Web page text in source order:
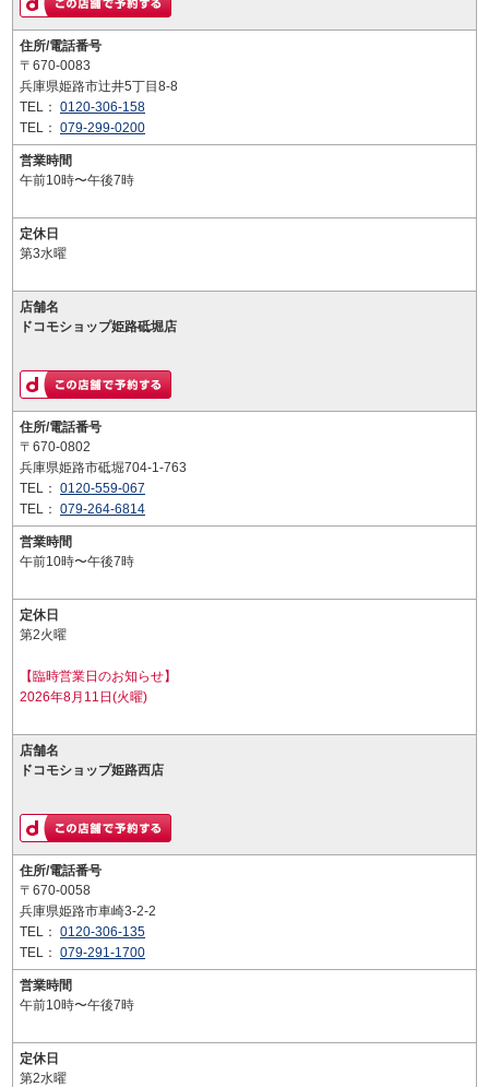
住所/電話番号
〒670-0083
兵庫県姫路市辻井5丁目8-8
TEL： 0120-306-158
TEL： 079-299-0200
営業時間
午前10時〜午後7時
定休日
第3水曜
店舗名
ドコモショップ姫路砥堀店
住所/電話番号
〒670-0802
兵庫県姫路市砥堀704-1-763
TEL： 0120-559-067
TEL： 079-264-6814
営業時間
午前10時〜午後7時
定休日
第2火曜
【臨時営業日のお知らせ】
2026年8月11日(火曜)
店舗名
ドコモショップ姫路西店
住所/電話番号
〒670-0058
兵庫県姫路市車崎3-2-2
TEL： 0120-306-135
TEL： 079-291-1700
営業時間
午前10時〜午後7時
定休日
第2水曜